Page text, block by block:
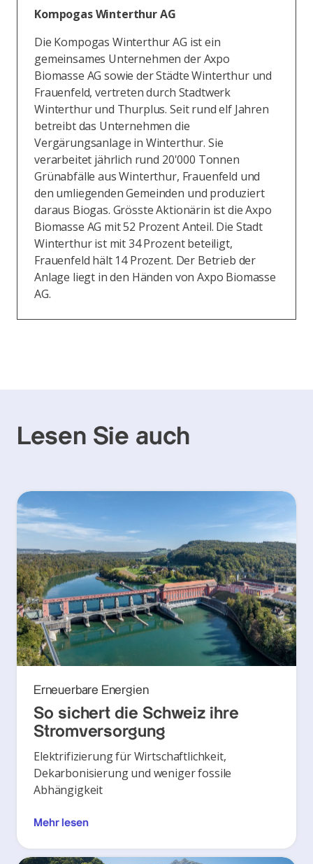
Kompogas Winterthur AG
Die Kompogas Winterthur AG ist ein
gemeinsames Unternehmen der Axpo
Biomasse AG sowie der Städte Winterthur und
Frauenfeld, vertreten durch Stadtwerk
Winterthur und Thurplus. Seit rund elf Jahren
betreibt das Unternehmen die
Vergärungsanlage in Winterthur. Sie
verarbeitet jährlich rund 20'000 Tonnen
Grünabfälle aus Winterthur, Frauenfeld und
den umliegenden Gemeinden und produziert
daraus Biogas. Grösste Aktionärin ist die Axpo
Biomasse AG mit 52 Prozent Anteil. Die Stadt
Winterthur ist mit 34 Prozent beteiligt,
Frauenfeld hält 14 Prozent. Der Betrieb der
Anlage liegt in den Händen von Axpo Biomasse
AG.
Lesen Sie auch
Erneuerbare Energien
So sichert die Schweiz ihre
Stromversorgung
Elektrifizierung für Wirtschaftlichkeit,
Dekarbonisierung und weniger fossile
Abhängigkeit
Mehr lesen